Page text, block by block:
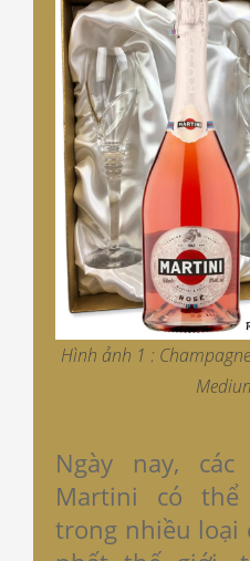
Hình ảnh 1 :
Ngày nay,
Martini có
trong nhiều loại